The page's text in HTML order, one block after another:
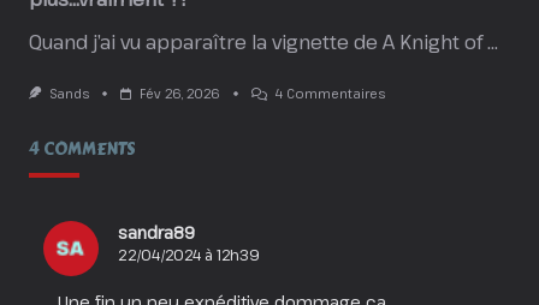
Quand j’ai vu apparaître la vignette de A Knight of...
Sands Fév 26, 2026 4 CommentairesSur
4 COMMENTS
sandra89
22/04/2024 à 12h39